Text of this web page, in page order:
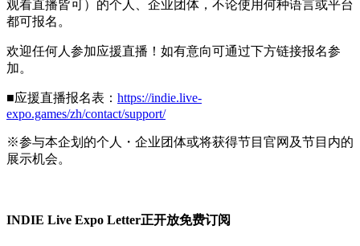
观看直播皆可）的个人、企业团体，不论使用何种语言或平台
都可报名。
欢迎任何人参加应援直播！如有意向可通过下方链接报名参
加。
■应援直播报名表： https://indie.live-
expo.games/zh/contact/support/
※参与本企划的个人・企业团体或将获得节目官网及节目内的
展示机会。
INDIE Live Expo Letter正开放免费订阅